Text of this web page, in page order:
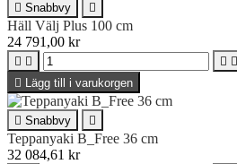
 Snabbvy 
Häll Välj Plus 100 cm
24 791,00 kr
   
 Lägg till i varukorgen
 Snabbvy 
Teppanyaki B_Free 36 cm
32 084,61 kr